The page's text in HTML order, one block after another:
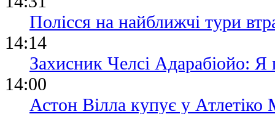
Полісся на найближчі тури
14:14
Захисник Челсі Адарабіойо:
14:00
Астон Вілла купує у Атлетіко